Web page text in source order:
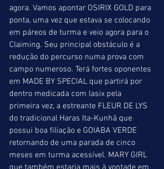
agora. Vamos apontar OSIRIX GOLD para
ponta, uma vez que estava se colocando
em páreos de turma e veio agora para o
Claiming. Seu principal obstáculo é a
redução do percurso numa prova com
campo numeroso. Terá fortes oponentes
em MADE BY SPECIAL que partirá por
dentro medicada com lasix pela
primeira vez, a estreante FLEUR DE LYS
do tradicional Haras Ita-Kunhã que
possui boa filiação e GOIABA VERDE
retornando de uma parada de cinco
meses em turma acessível. MARY GIRL